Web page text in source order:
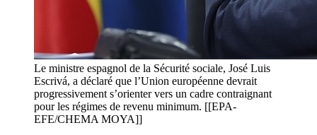
Le ministre espagnol de la Sécurité sociale, José Luis
Escrivá, a déclaré que l’Union européenne devrait
progressivement s’orienter vers un cadre contraignant
pour les régimes de revenu minimum. [[EPA-
EFE/CHEMA MOYA]]